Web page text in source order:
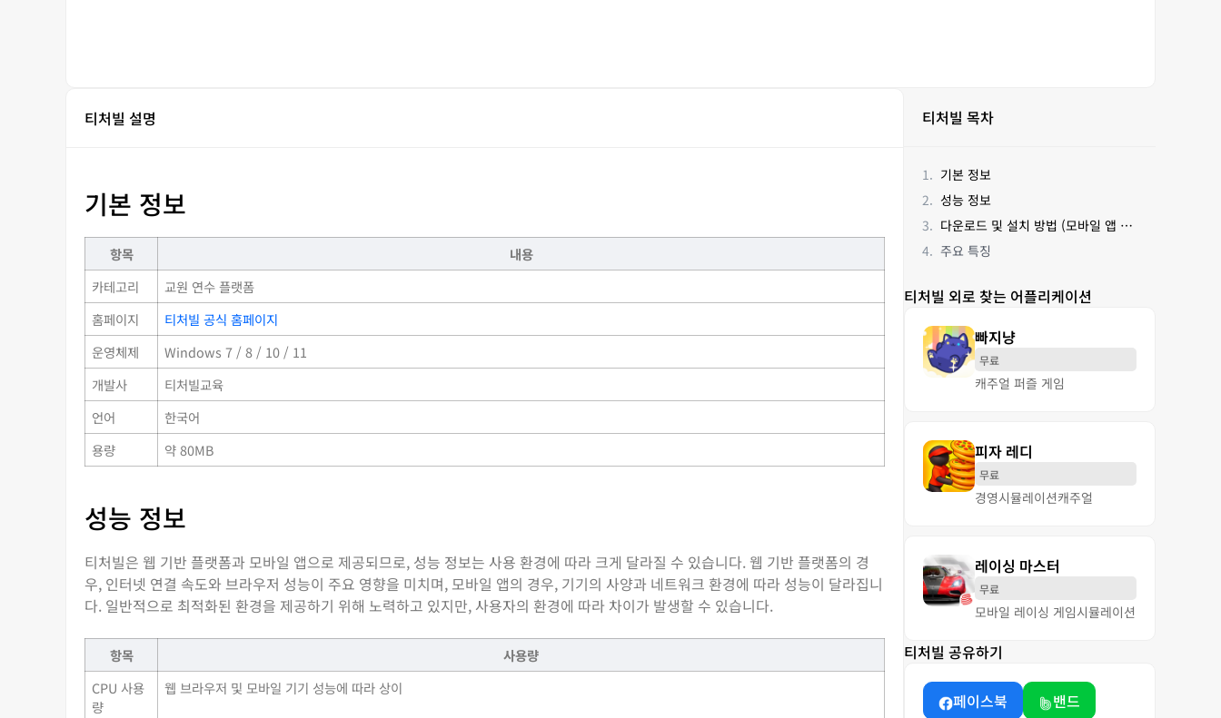
티처빌 설명
기본 정보
항목
내용
카테고리
교원 연수 플랫폼
홈페이지
티처빌 공식 홈페이지
운영체제
Windows 7 / 8 / 10 / 11
개발사
티처빌교육
언어
한국어
용량
약 80MB
성능 정보
티처빌은 웹 기반 플랫폼과 모바일 앱으로 제공되므로, 성능 정보는 사용 환경에 따라 크게 달라질 수 있습니다. 웹 기반 플랫폼의 경
우, 인터넷 연결 속도와 브라우저 성능이 주요 영향을 미치며, 모바일 앱의 경우, 기기의 사양과 네트워크 환경에 따라 성능이 달라집니
다. 일반적으로 최적화된 환경을 제공하기 위해 노력하고 있지만, 사용자의 환경에 따라 차이가 발생할 수 있습니다.
항목
사용량
CPU 사용
량
웹 브라우저 및 모바일 기기 성능에 따라 상이
티처빌 목차
기본 정보
성능 정보
다운로드 및 설치 방법 (모바일 앱 기준)
주요 특징
티처빌 외로 찾는 어플리케이션
빠지냥
무료
캐주얼 퍼즐 게임
피자 레디
무료
경영시뮬레이션캐주얼
레이싱 마스터
무료
모바일 레이싱 게임시뮬레이션
티처빌 공유하기
페이스북
밴드